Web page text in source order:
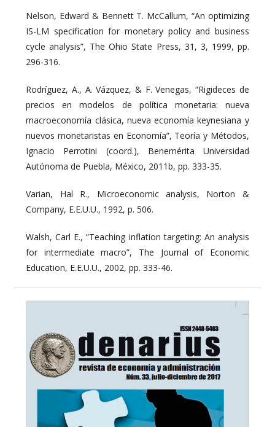
Nelson, Edward & Bennett T. McCallum, “An optimizing
IS-LM specification for monetary policy and business
cycle analysis”, The Ohio State Press, 31, 3, 1999, pp.
296-316.
Rodríguez, A., A. Vázquez, & F. Venegas, “Rigideces de
precios en modelos de política monetaria: nueva
macroeconomía clásica, nueva economía keynesiana y
nuevos monetaristas en Economía”, Teoría y Métodos,
Ignacio Perrotini (coord.), Benemérita Universidad
Autónoma de Puebla, México, 2011b, pp. 333-35.
Varian, Hal R., Microeconomic analysis, Norton &
Company, E.E.U.U., 1992, p. 506.
Walsh, Carl E., “Teaching inflation targeting: An analysis
for intermediate macro”, The Journal of Economic
Education, E.E.U.U., 2002, pp. 333-46.